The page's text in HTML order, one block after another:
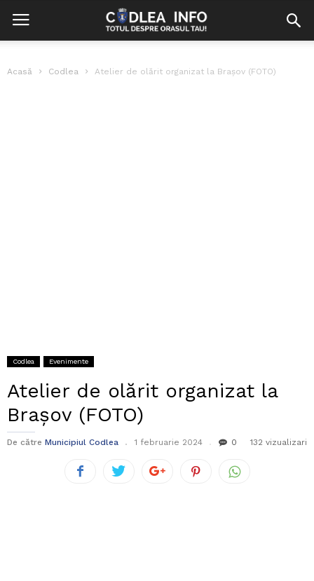
Acasă Codlea Atelier de olărit organizat la Brașov (FOTO)
Codlea Evenimente
Atelier de olărit organizat la
Brașov (FOTO)
De către Municipiul Codlea 1 februarie 2024 0 132 vizualizari